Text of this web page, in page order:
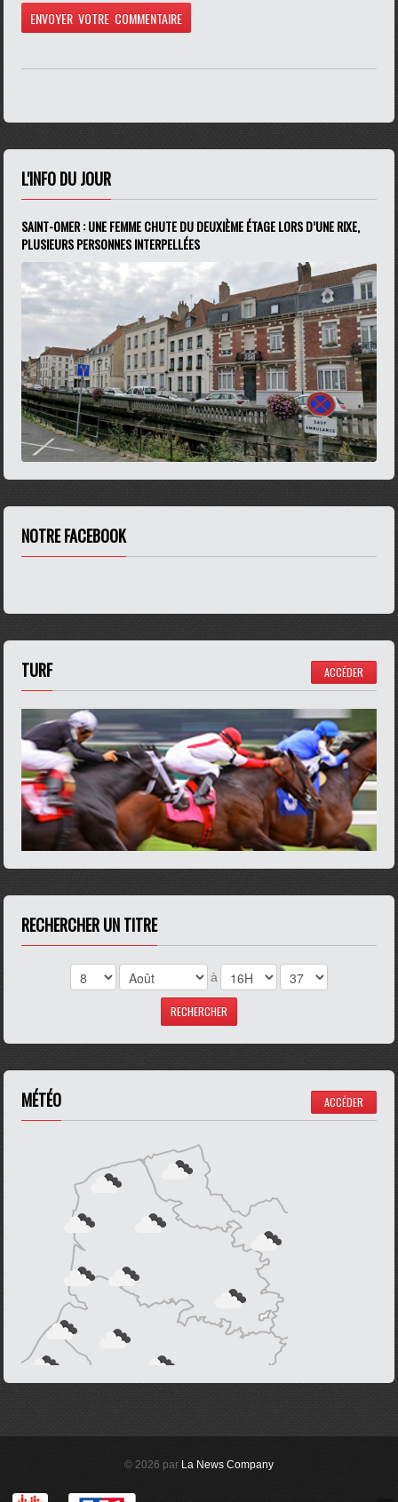
L'INFO DU JOUR
SAINT-OMER : UNE FEMME CHUTE DU DEUXIÈME ÉTAGE LORS D’UNE RIXE,
PLUSIEURS PERSONNES INTERPELLÉES
NOTRE FACEBOOK
TURF ACCÉDER
RECHERCHER UN TITRE
à
MÉTÉO ACCÉDER
© 2026 par La News Company